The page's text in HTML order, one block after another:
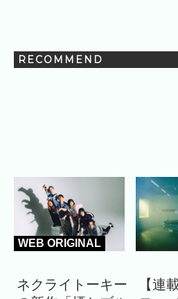
RECOMMEND
WEB ORIGINAL
ネクライトーキー
【連